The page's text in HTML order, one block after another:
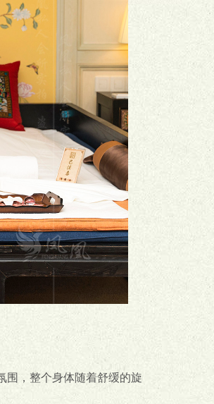
围，整个身体随着舒缓的旋